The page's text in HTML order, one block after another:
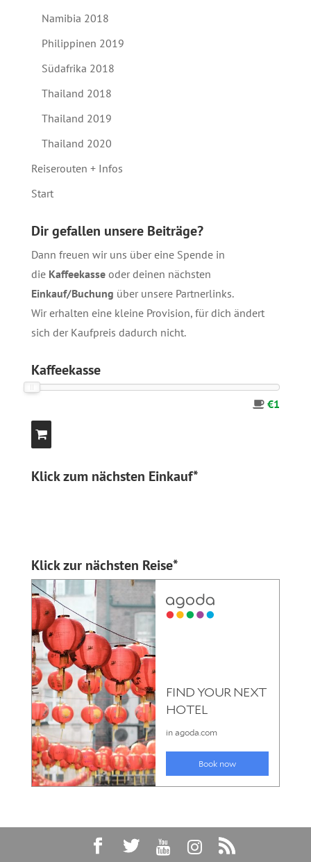
Namibia 2018
Philippinen 2019
Südafrika 2018
Thailand 2018
Thailand 2019
Thailand 2020
Reiserouten + Infos
Start
Dir gefallen unsere Beiträge?
Dann freuen wir uns über eine Spende in
die Kaffeekasseoder deinen nächsten
Einkauf/Buchung über unsere Partnerlinks.
Wir erhalten eine kleine Provision, für dich ändert
sich der Kaufpreis dadurch nicht.
Kaffeekasse
€1
Klick zum nächsten Einkauf*
Klick zur nächsten Reise*